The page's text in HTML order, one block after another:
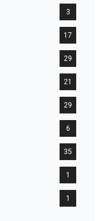
3
17
29
21
29
6
35
1
1